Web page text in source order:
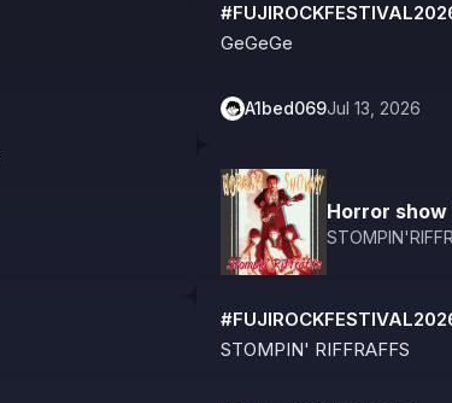
GeGeGe
A1bed069Jul 13, 2026
Horror show
STOMPIN' RIFFRAFFS